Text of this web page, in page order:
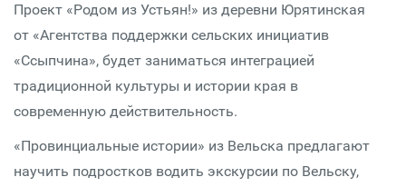
Проект «Родом из Устьян!» из деревни Юрятинская
от «Агентства поддержки сельских инициатив
«Ссыпчина», будет заниматься интеграцией
традиционной культуры и истории края в
современную действительность.
«Провинциальные истории» из Вельска предлагают
научить подростков водить экскурсии по Вельску,